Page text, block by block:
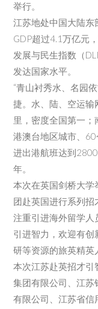
举行。
江苏地处中国大陆
GDP超过4.1万亿元
发展与民生指数（
发达国家水平。
“青山衬秀水、名园
捷。水、陆、空运
里，密度全国第一
港澳台地区城市、
进出港航班达到
年。
本次在英国剑桥大学
团赴英国进行系列
注重引进海外留学
引进智力，欢迎有
研等资源的旅英精英
本次江苏赴英招才引
集团有限公司、江
有限公司、江苏省